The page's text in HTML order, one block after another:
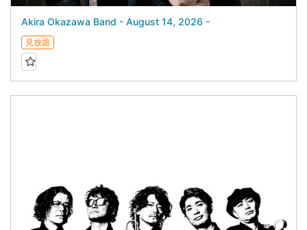
Akira Okazawa Band - August 14, 2026 -
見放題